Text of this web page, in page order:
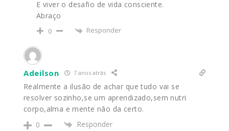
E viver o desafio de vida consciente.
Abraço
0 Responder
Adeilson 7 anos atrás
Realmente a ilusão de achar que tudo vai se
resolver sozinho,se um aprendizado,sem nutri
corpo,alma e mente não da certo.
0
Responder